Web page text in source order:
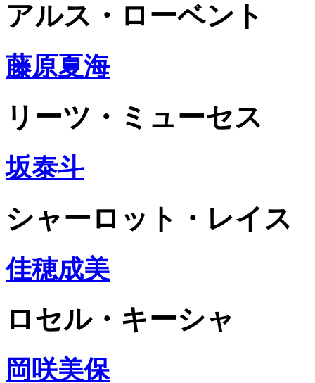
アルス・ローベント
藤原夏海
リーツ・ミューセス
坂泰斗
シャーロット・レイス
佳穂成美
ロセル・キーシャ
岡咲美保